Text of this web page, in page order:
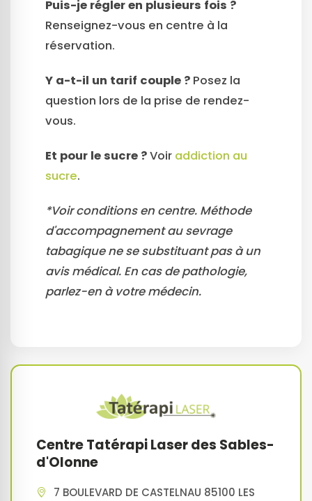
Puis-je régler en plusieurs fois ?
Renseignez-vous en centre à la
réservation.
Y a-t-il un tarif couple ? Posez la
question lors de la prise de rendez-
vous.
Et pour le sucre ?Voir addiction au
sucre.
*Voir conditions en centre. Méthode
d'accompagnement au sevrage
tabagique ne se substituant pas à un
avis médical. En cas de pathologie,
parlez-en à votre médecin.
Centre Tatérapi Laser des Sables-
d'Olonne
7 BOULEVARD DE CASTELNAU 85100 LES